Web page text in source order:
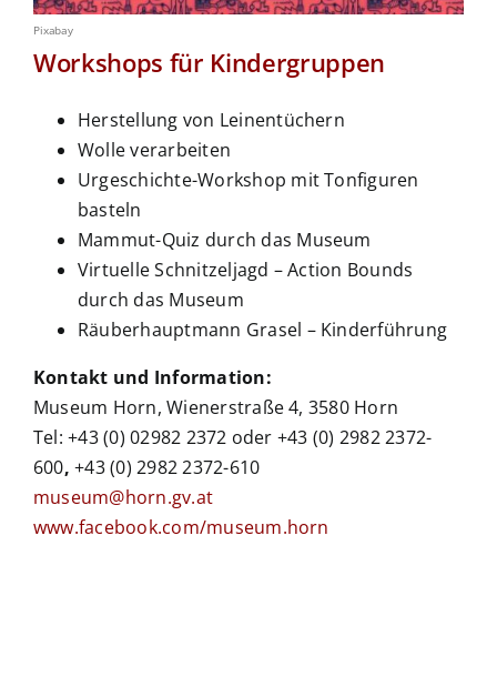
Pixabay
Workshops für Kindergruppen
Herstellung von Leinentüchern
Wolle verarbeiten
Urgeschichte-Workshop mit Tonfiguren
basteln
Mammut-Quiz durch das Museum
Virtuelle Schnitzeljagd – Action Bounds
durch das Museum
Räuberhauptmann Grasel – Kinderführung
Kontakt und Information:
Museum Horn, Wienerstraße 4, 3580 Horn
Tel: +43 (0) 02982 2372 oder +43 (0) 2982 2372-
600,+43 (0) 2982 2372-610
museum@horn.gv.at
www.facebook.com/museum.horn